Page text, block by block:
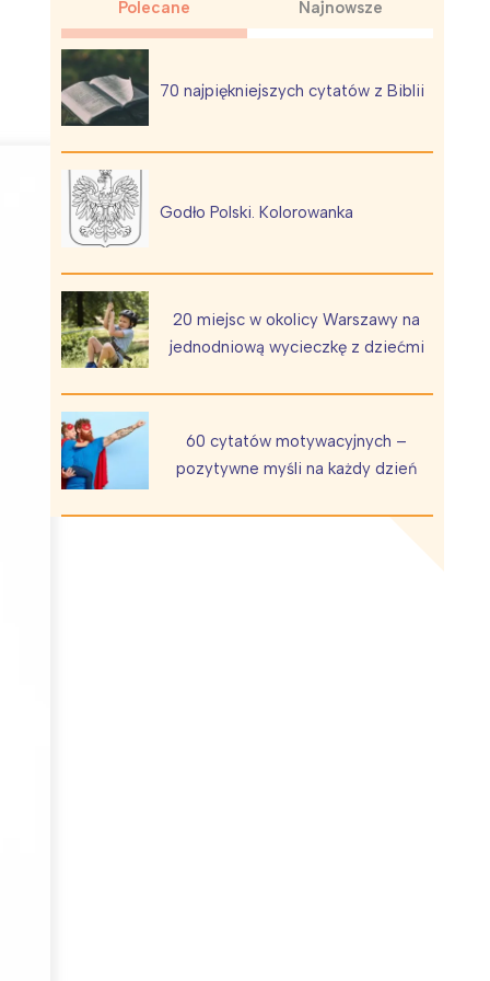
Polecane Najnowsze
70 najpiękniejszych cytatów z Biblii
Godło Polski. Kolorowanka
20 miejsc w okolicy Warszawy na
jednodniową wycieczkę z dziećmi
60 cytatów motywacyjnych –
pozytywne myśli na każdy dzień